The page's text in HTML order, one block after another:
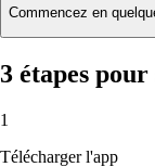
Commencez en
3 étapes
1
Télécharger l'app